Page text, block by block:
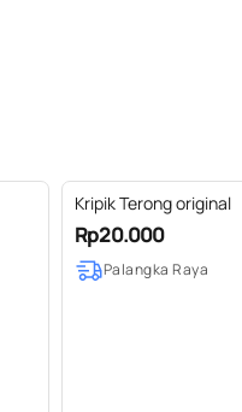
Kripik Terong original
Rp20.000
Palangka Raya